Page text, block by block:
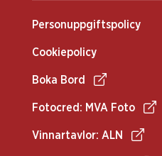
Personuppgiftspolicy
Cookiepolicy
Boka Bord
Fotocred: MVA Foto
Vinnartavlor: ALN